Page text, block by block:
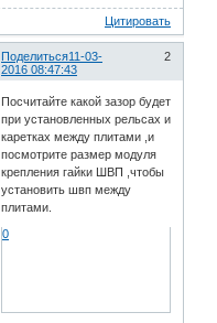
Цитировать
Поделиться 2
11-03-
2016 08:47:43
Посчитайте какой зазор будет
при установленных рельсах и
каретках между плитами ,и
посмотрите размер модуля
крепления гайки ШВП ,чтобы
установить швп между
плитами.
0